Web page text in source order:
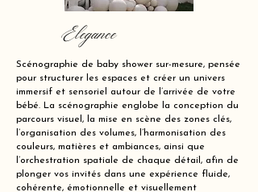
Elegance
Scénographie de baby shower sur-mesure, pensée
pour structurer les espaces et créer un univers
immersif et sensoriel autour de l’arrivée de votre
bébé. La scénographie englobe la conception du
parcours visuel, la mise en scène des zones clés,
l’organisation des volumes, l’harmonisation des
couleurs, matières et ambiances, ainsi que
l’orchestration spatiale de chaque détail, afin de
plonger vos invités dans une expérience fluide,
cohérente, émotionnelle et visuellement